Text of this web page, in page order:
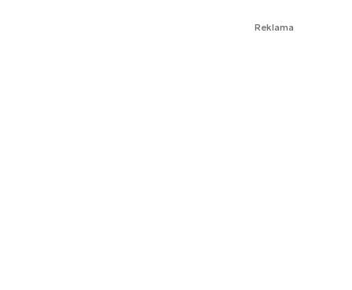
Reklama